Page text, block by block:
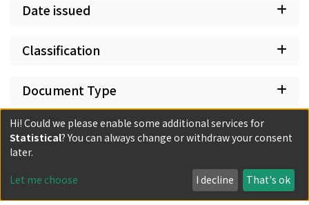
Date issued
Classification
Document Type
Has files
Powered by DSpace and JAIRO Crawler-List
Hi! Could we please enable some additional services for
Statistical? You can always change or withdraw your consent
later.
Let me choose I decline That's ok